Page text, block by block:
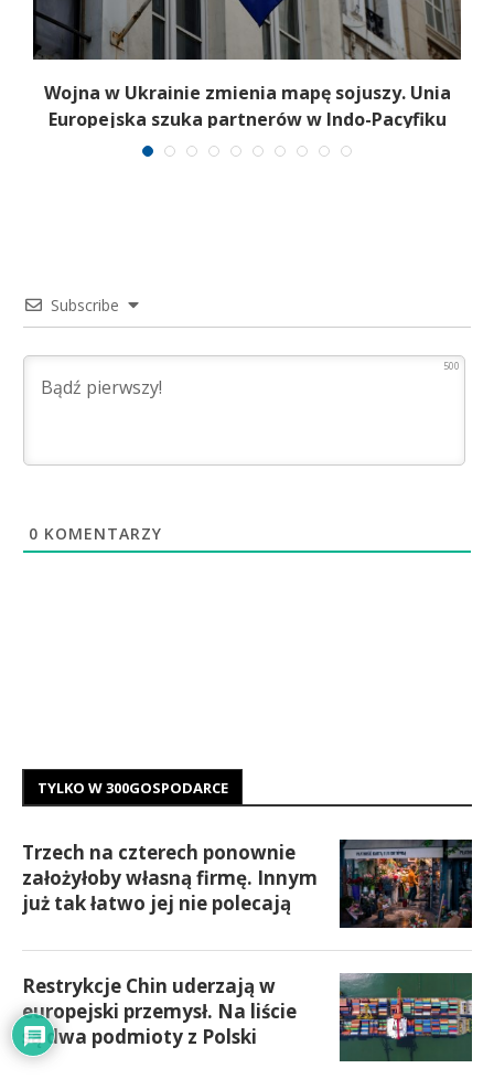
Wojna w Ukrainie zmienia mapę sojuszy. Unia
Europejska szuka partnerów w Indo-Pacyfiku
Subscribe
500
0 KOMENTARZY
TYLKO W 300GOSPODARCE
Trzech na czterech ponownie
założyłoby własną firmę. Innym
już tak łatwo jej nie polecają
Restrykcje Chin uderzają w
europejski przemysł. Na liście
są dwa podmioty z Polski